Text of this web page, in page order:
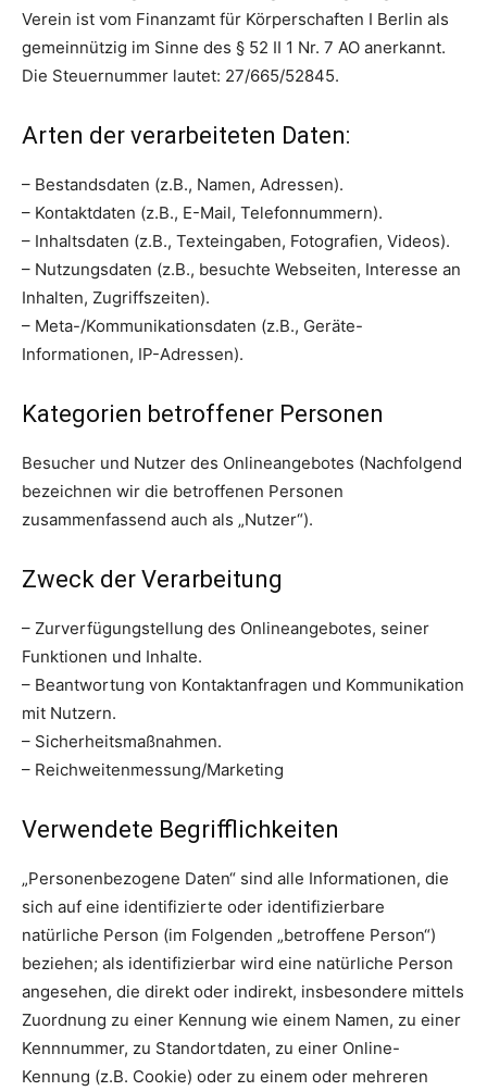
Verein ist vom Finanzamt für Körperschaften I Berlin als
gemeinnützig im Sinne des § 52 II 1 Nr. 7 AO anerkannt.
Die Steuernummer lautet: 27/665/52845.
Arten der verarbeiteten Daten:
– Bestandsdaten (z.B., Namen, Adressen).
– Kontaktdaten (z.B., E-Mail, Telefonnummern).
– Inhaltsdaten (z.B., Texteingaben, Fotografien, Videos).
– Nutzungsdaten (z.B., besuchte Webseiten, Interesse an
Inhalten, Zugriffszeiten).
– Meta-/Kommunikationsdaten (z.B., Geräte-
Informationen, IP-Adressen).
Kategorien betroffener Personen
Besucher und Nutzer des Onlineangebotes (Nachfolgend
bezeichnen wir die betroffenen Personen
zusammenfassend auch als „Nutzer“).
Zweck der Verarbeitung
– Zurverfügungstellung des Onlineangebotes, seiner
Funktionen und Inhalte.
– Beantwortung von Kontaktanfragen und Kommunikation
mit Nutzern.
– Sicherheitsmaßnahmen.
– Reichweitenmessung/Marketing
Verwendete Begrifflichkeiten
„Personenbezogene Daten“ sind alle Informationen, die
sich auf eine identifizierte oder identifizierbare
natürliche Person (im Folgenden „betroffene Person“)
beziehen; als identifizierbar wird eine natürliche Person
angesehen, die direkt oder indirekt, insbesondere mittels
Zuordnung zu einer Kennung wie einem Namen, zu einer
Kennnummer, zu Standortdaten, zu einer Online-
Kennung (z.B. Cookie) oder zu einem oder mehreren